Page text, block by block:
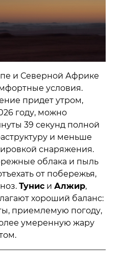
и Северной Африке
условия.
придет утром,
году, можно
39 секунд полной
и меньше
снаряжения.
облака и пыль
от побережья,
Тунис и Алжир,
хороший баланс:
приемлемую погоду,
умеренную жару